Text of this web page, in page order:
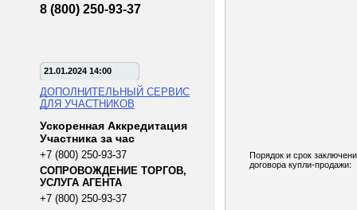
8 (800) 250-93-37
21.01.2024 14:00
ДОПОЛНИТЕЛЬНЫЙ СЕРВИС
ДЛЯ УЧАСТНИКОВ
Ускоренная Аккредитация
Участника за час
+7 (800) 250-93-37
СОПРОВОЖДЕНИЕ ТОРГОВ,
УСЛУГА АГЕНТА
+7 (800) 250-93-37
Порядок и срок
договора купли-продажи: